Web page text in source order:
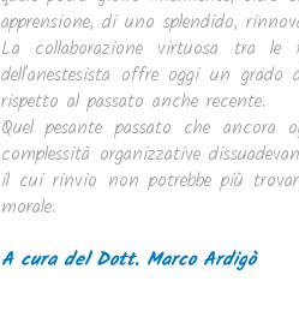
apprensione, di uno splendido,
La collaborazione virtuosa tra le
dell'anestesista offre oggi un grado
rispetto al passato anche recente.
Quel pesante passato che
complessità organizzative
il cui rinvio non potrebbe più
morale.
A cura del Dott. Marco Ardigò